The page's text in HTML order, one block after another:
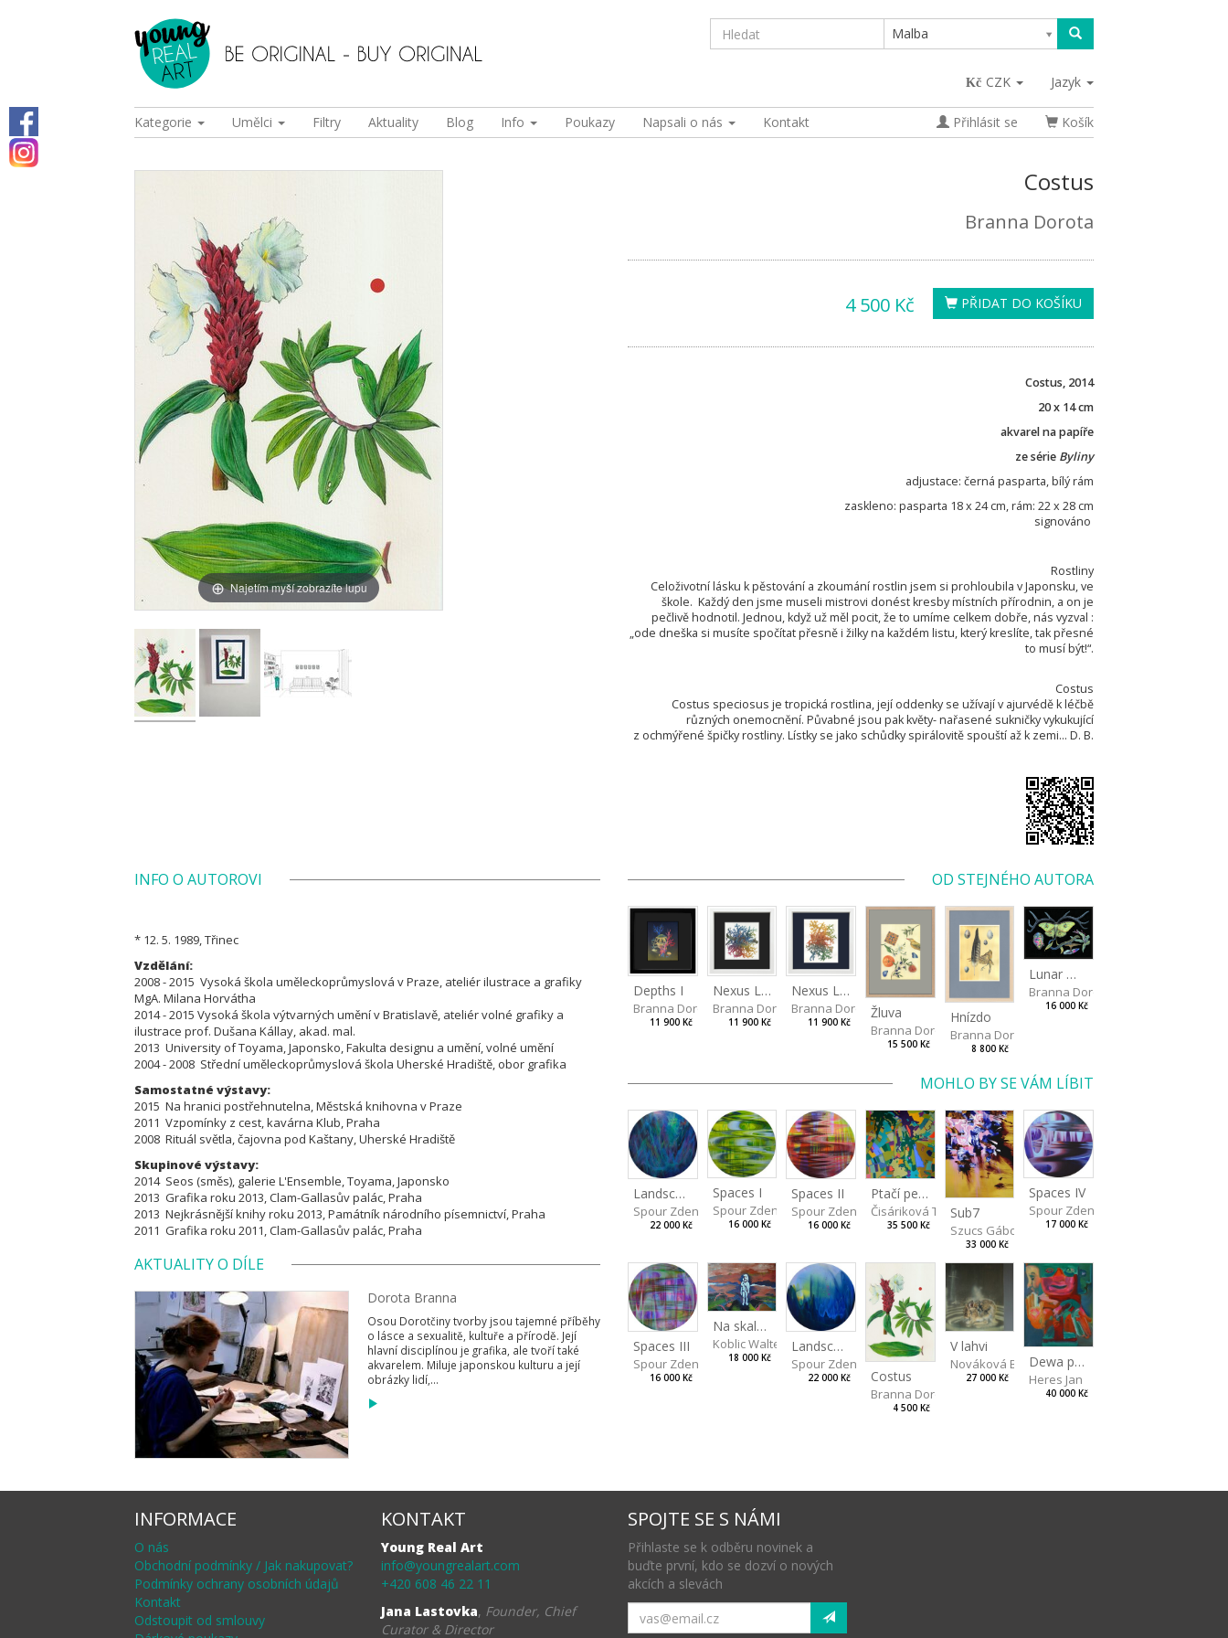
Malba
CZK Jazyk
Kategorie Umělci Filtry Aktuality Blog Info Poukazy Napsali o nás Kontakt Přihlásit se Košík
Najetím myší zobrazíte lupu
Costus
Branna Dorota
PŘIDAT DO KOŠÍKU
4 500 Kč
Costus, 2014
20 x 14 cm
akvarel na papíře
ze série Byliny
adjustace: černá pasparta, bílý rám
zaskleno: pasparta 18 x 24 cm, rám: 22 x 28 cm
signováno
Rostliny
Celoživotní lásku k pěstování a zkoumání rostlin jsem si prohloubila v Japonsku, ve
škole. Každý den jsme museli mistrovi donést kresby místních přírodnin, a on je
pečlivě hodnotil. Jednou, když už měl pocit, že to umíme celkem dobře, nás vyzval :
„ode dneška si musíte spočítat přesně i žilky na každém listu, který kreslíte, tak přesné
to musí být!“.
Costus
Costus speciosus je tropická rostlina, její oddenky se užívají v ajurvédě k léčbě
různých onemocnění. Půvabné jsou pak květy- nařasené sukničky vykukující
z ochmýřené špičky rostliny. Lístky se jako schůdky spirálovitě spouští až k zemi... D. B.
INFO O AUTOROVI
* 12. 5. 1989, Třinec
Vzdělání:
2008 - 2015 Vysoká škola uměleckoprůmyslová v Praze, ateliér ilustrace a grafiky
MgA. Milana Horvátha
2014 - 2015 Vysoká škola výtvarných umění v Bratislavě, ateliér volné grafiky a
ilustrace prof. Dušana Kállay, akad. mal.
2013 University of Toyama, Japonsko, Fakulta designu a umění, volné umění
2004 - 2008 Střední uměleckoprůmyslová škola Uherské Hradiště, obor grafika
Samostatné výstavy:
2015 Na hranici postřehnutelna, Městská knihovna v Praze
2011 Vzpomínky z cest, kavárna Klub, Praha
2008 Rituál světla, čajovna pod Kaštany, Uherské Hradiště
Skupinové výstavy:
2014 Seos (směs), galerie L'Ensemble, Toyama, Japonsko
2013 Grafika roku 2013, Clam-Gallasův palác, Praha
2013 Nejkrásnější knihy roku 2013, Památník národního písemnictví, Praha
2011 Grafika roku 2011, Clam-Gallasův palác, Praha
AKTUALITY O DÍLE
Dorota Branna
Osou Dorotčiny tvorby jsou tajemné příběhy
o lásce a sexualitě, kultuře a přírodě. Její
hlavní disciplínou je grafika, ale tvoří také
akvarelem. Miluje japonskou kulturu a její
obrázky lidí,...
OD STEJNÉHO AUTORA
Depths I
Branna Dorota
11 900 Kč
Nexus Leporum II
Branna Dorota
11 900 Kč
Nexus Leporum
Branna Dorota
11 900 Kč
Žluva
Branna Dorota
15 500 Kč
Hnízdo
Branna Dorota
8 800 Kč
Lunar Moth
Branna Dorota
16 000 Kč
MOHLO BY SE VÁM LÍBIT
Landscape III
Spour Zdeněk
22 000 Kč
Spaces I
Spour Zdeněk
16 000 Kč
Spaces II
Spour Zdeněk
16 000 Kč
Ptačí perspektiva
Čisáriková Táňa
35 500 Kč
Sub7
Szucs Gábor
33 000 Kč
Spaces IV
Spour Zdeněk
17 000 Kč
Spaces III
Spour Zdeněk
16 000 Kč
Na skalách
Koblic Walterová Martina
18 000 Kč
Landscape II
Spour Zdeněk
22 000 Kč Costus
Branna Dorota
4 500 Kč
V lahvi
Nováková Blanka
27 000 Kč
Dewa pagan
Heres Jan
40 000 Kč
INFORMACE
O nás
Obchodní podmínky / Jak nakupovat?
Podmínky ochrany osobních údajů
Kontakt
Odstoupit od smlouvy
KONTAKT
Young Real Art
info@youngrealart.com
+420 608 46 22 11
Jana Lastovka, Founder, Chief
Curator & Director
SPOJTE SE S NÁMI
Přihlaste se k odběru novinek a
buďte první, kdo se dozví o nových
akcích a slevách